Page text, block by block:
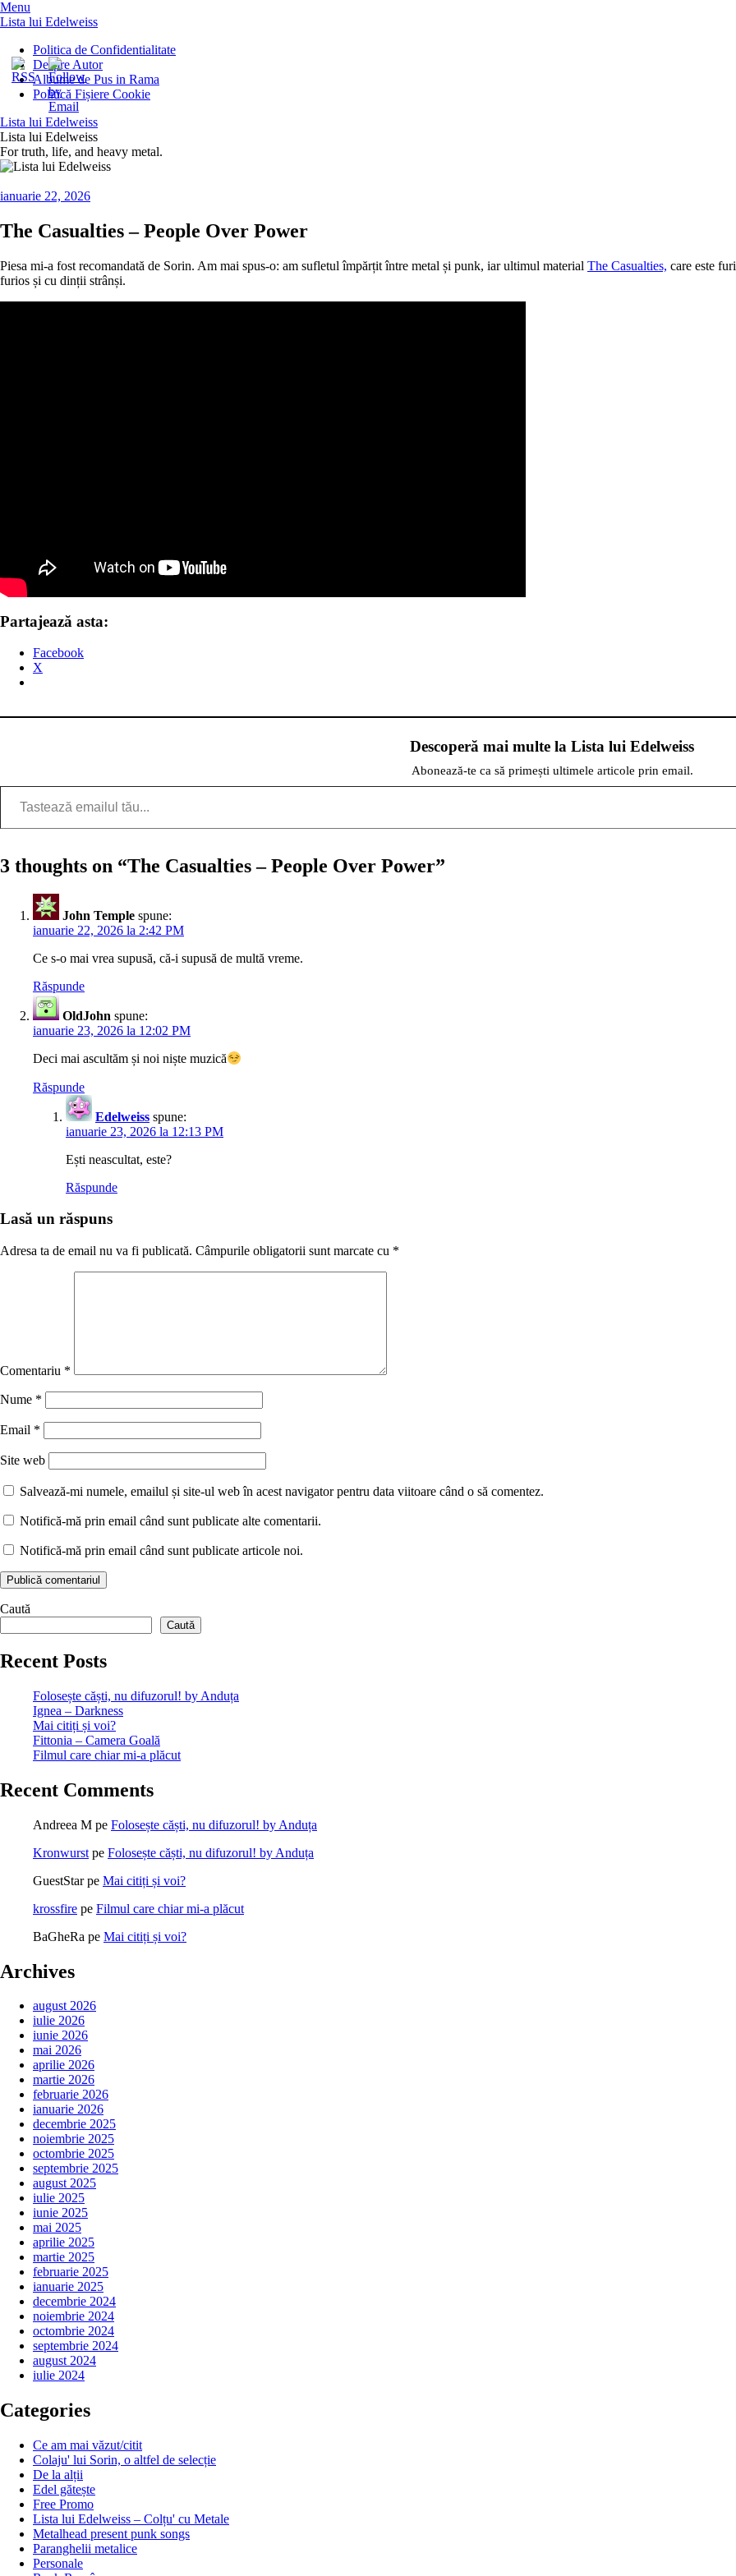
Menu
Lista lui Edelweiss
Politica de Confidentialitate
Despre Autor
Albume de Pus in Rama
Politică Fișiere Cookie
Lista lui Edelweiss
Lista lui Edelweiss
For truth, life, and heavy metal.
ianuarie 22, 2026
The Casualties – People Over Power
Piesa mi-a fost recomandată de Sorin. Am mai spus-o: am sufletul împărțit între metal și punk, iar ultimul material The Casualties, care este
furios și cu dinții strânși.
Partajează asta:
Facebook
X
Descoperă mai multe la Lista lui Edelweiss
Abonează-te ca să primești ultimele articole prin email.
Tastează emailul tău...
3 thoughts on “The Casualties – People Over Power”
John Temple spune:
ianuarie 22, 2026 la 2:42 PM
Ce s-o mai vrea supusă, că-i supusă de multă vreme.
Răspunde
OldJohn spune:
ianuarie 23, 2026 la 12:02 PM
Deci mai ascultăm și noi niște muzică
Răspunde
Edelweiss spune:
ianuarie 23, 2026 la 12:13 PM
Ești neascultat, este?
Răspunde
Lasă un răspuns
Adresa ta de email nu va fi publicată. Câmpurile obligatorii sunt marcate cu *
Comentariu *
Nume *
Email *
Site web
Salvează-mi numele, emailul și site-ul web în acest navigator pentru data viitoare când o să comentez.
Notifică-mă prin email când sunt publicate alte comentarii.
Notifică-mă prin email când sunt publicate articole noi.
Caută
Caută
Recent Posts
Folosește căști, nu difuzorul! by Anduța
Ignea – Darkness
Mai citiți și voi?
Fittonia – Camera Goală
Filmul care chiar mi-a plăcut
Recent Comments
Andreea M pe Folosește căști, nu difuzorul! by Anduța
Kronwurst pe Folosește căști, nu difuzorul! by Anduța
GuestStarpe Mai citiți și voi?
krossfire pe Filmul care chiar mi-a plăcut
BaGheRa pe Mai citiți și voi?
Archives
august 2026
iulie 2026
iunie 2026
mai 2026
aprilie 2026
martie 2026
februarie 2026
ianuarie 2026
decembrie 2025
noiembrie 2025
octombrie 2025
septembrie 2025
august 2025
iulie 2025
iunie 2025
mai 2025
aprilie 2025
martie 2025
februarie 2025
ianuarie 2025
decembrie 2024
noiembrie 2024
octombrie 2024
septembrie 2024
august 2024
iulie 2024
Categories
Ce am mai văzut/citit
Colaju' lui Sorin, o altfel de selecție
De la alții
Edel gătește
Free Promo
Lista lui Edelweiss – Colțu' cu Metale
Metalhead present punk songs
Paranghelii metalice
Personale